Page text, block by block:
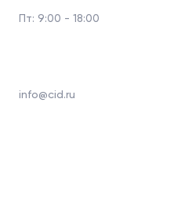
Пт: 9:00 - 18:00
info@cid.ru